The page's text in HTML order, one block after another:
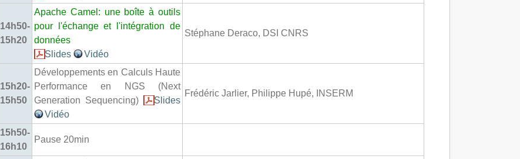
14h50-
15h20
Apache Camel: une boîte à outils
pour l'échange et l'intégration de
données
Slides
Vidéo
Stéphane Deraco, DSI CNRS
15h20-
15h50
Développements en Calculs Haute
Performance en NGS (Next
Generation Sequencing)
Slides
Vidéo
Frédéric Jarlier, Philippe Hupé, INSERM
15h50-
16h10
Pause 20min